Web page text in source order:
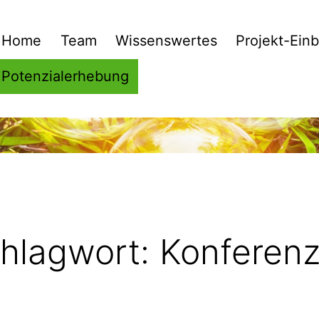
Home Team Wissenswertes Projekt-
Potenzialerhebung